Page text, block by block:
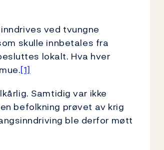
ved tvungne
skulle innbetales fra
lokalt. Hva hver
[1]
Samtidig var ikke
befolkning prøvet av krig
ble derfor møtt